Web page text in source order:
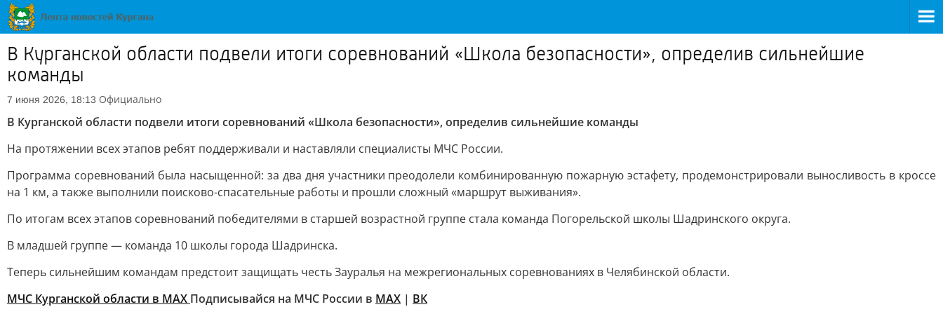
В Курганской области подвели итоги соревнований «Школа безопасности», определив сильнейшие
команды
7 июня 2026, 18:13 Официально
В Курганской области подвели итоги соревнований «Школа безопасности», определив сильнейшие команды
На протяжении всех этапов ребят поддерживали и наставляли специалисты МЧС России.
Программа соревнований была насыщенной: за два дня участники преодолели комбинированную пожарную эстафету, продемонстрировали выносливость в кроссе
на 1 км, а также выполнили поисково-спасательные работы и прошли сложный «маршрут выживания».
По итогам всех этапов соревнований победителями в старшей возрастной группе стала команда Погорельской школы Шадринского округа.
В младшей группе — команда 10 школы города Шадринска.
Теперь сильнейшим командам предстоит защищать честь Зауралья на межрегиональных соревнованиях в Челябинской области.
МЧС Курганской области в MAX Подписывайся на МЧС России в MAX | ВК